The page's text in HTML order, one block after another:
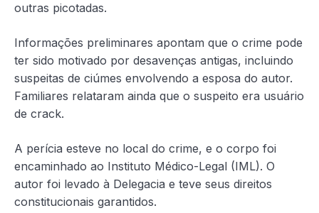
outras picotadas.
Informações preliminares apontam que o crime pode
ter sido motivado por desavenças antigas, incluindo
suspeitas de ciúmes envolvendo a esposa do autor.
Familiares relataram ainda que o suspeito era usuário
de crack.
A perícia esteve no local do crime, e o corpo foi
encaminhado ao Instituto Médico-Legal (IML). O
autor foi levado à Delegacia e teve seus direitos
constitucionais garantidos.